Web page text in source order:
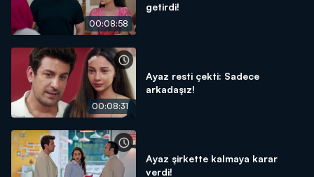
00:08:58
getirdi!
00:08:31
Ayaz resti çekti: Sadece
arkadaşız!
Ayaz şirkette kalmaya karar
verdi!